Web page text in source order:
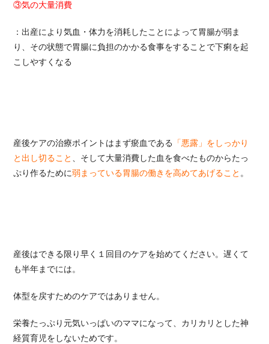
③気の大量消費
：出産により気血・体力を消耗したことによって胃腸が弱ま
り、その状態で胃腸に負担のかかる食事をすることで下痢を起
こしやすくなる
産後ケアの治療ポイントはまず瘀血である
「悪露」をしっかり
と出し切ること 、そして大量消費した血を食べたものからたっ
ぷり作るために弱まっている胃腸の働きを高めてあげること 。
産後はできる限り早く１回目のケアを始めてください。遅くて
も半年までには。
体型を戻すためのケアではありません。
栄養たっぷり元気いっぱいのママになって、カリカリとした神
経質育児をしないためです。